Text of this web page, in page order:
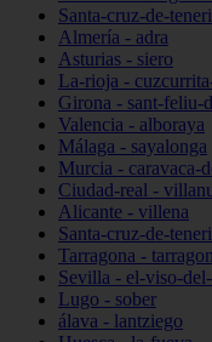
Santa-cruz-de-
Almería - adra
Asturias - siero
La-rioja -
Girona - sant-feliu-
Valencia - alboraya
Málaga - sayalonga
Murcia - caravaca-
Ciudad-real -
Alicante - villena
Santa-cruz-de-
Tarragona -
Sevilla - el-viso-
Lugo - sober
álava - lantziego